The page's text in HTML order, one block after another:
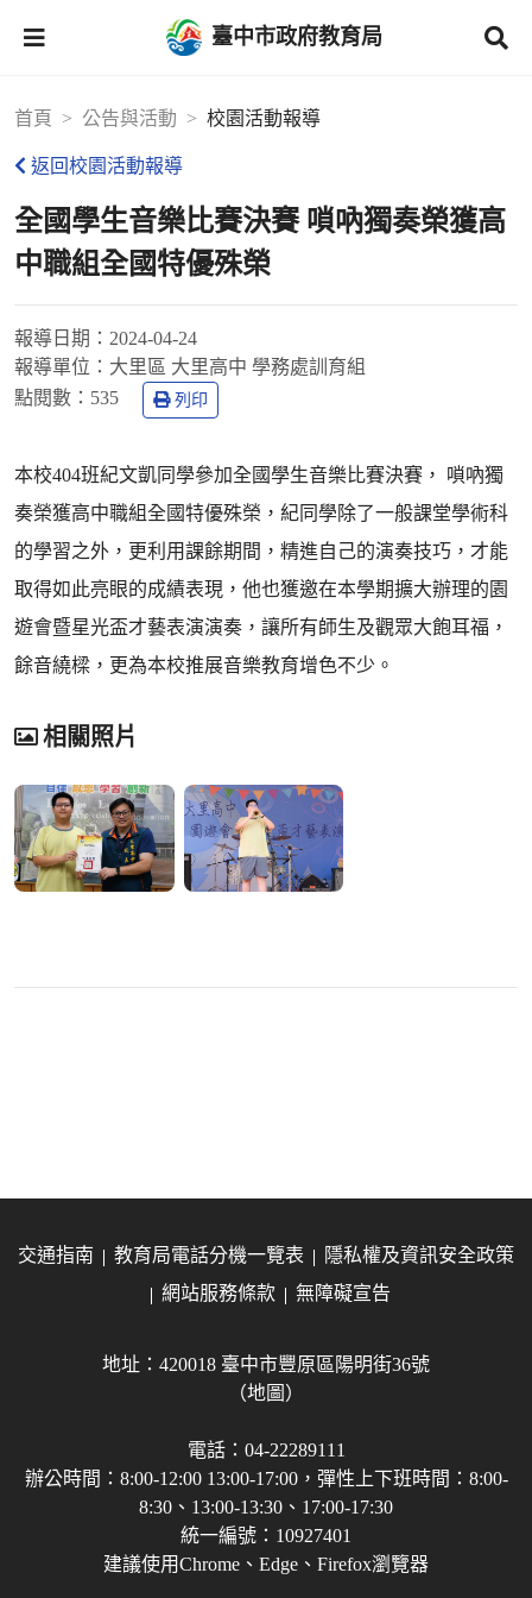
臺中市政府教育局
首頁 公告與活動 校園活動報導
返回校園活動報導
全國學生音樂比賽決賽 嗩吶獨奏榮獲高
中職組全國特優殊榮
報導日期： 2024-04-24
報導單位： 大里區 大里高中 學務處訓育組
點閱數： 535 列印
本校404班紀文凱同學參加全國學生音樂比賽決賽， 嗩吶獨
奏榮獲高中職組全國特優殊榮，紀同學除了一般課堂學術科
的學習之外，更利用課餘期間，精進自己的演奏技巧，才能
取得如此亮眼的成績表現，他也獲邀在本學期擴大辦理的園
遊會暨星光盃才藝表演演奏，讓所有師生及觀眾大飽耳福，
餘音繞樑，更為本校推展音樂教育增色不少。
相關照片
交通指南 教育局電話分機一覽表
隱私權及資訊安全政策
網站服務條款
無障礙宣告
地址：420018 臺中市豐原區陽明街36號
（地圖）
電話：04-22289111
辦公時間：8:00-12:00 13:00-17:00，彈性上下班時間：8:00-
8:30、13:00-13:30、17:00-17:30
統一編號：10927401
建議使用Chrome、Edge、Firefox瀏覽器